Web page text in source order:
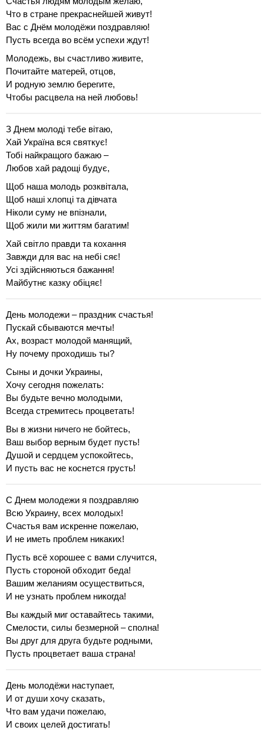
Что в стране прекраснейшей живут!
Вас с Днём молодёжи поздравляю!
Пусть всегда во всём успехи ждут!
Молодежь, вы счастливо живите,
Почитайте матерей, отцов,
И родную землю берегите,
Чтобы расцвела на ней любовь!
З Днем молоді тебе вітаю,
Хай Україна вся святкує!
Тобі найкращого бажаю –
Любов хай радощі будує,
Щоб наша молодь розквітала,
Щоб наші хлопці та дівчата
Ніколи суму не впізнали,
Щоб жили ми життям багатим!
Хай світло правди та кохання
Завжди для вас на небі сяє!
Усі здійсняються бажання!
Майбутнє казку обіцяє!
День молодежи – праздник счастья!
Пускай сбываются мечты!
Ах, возраст молодой манящий,
Ну почему проходишь ты?
Сыны и дочки Украины,
Хочу сегодня пожелать:
Вы будьте вечно молодыми,
Всегда стремитесь процветать!
Вы в жизни ничего не бойтесь,
Ваш выбор верным будет пусть!
Душой и сердцем успокойтесь,
И пусть вас не коснется грусть!
С Днем молодежи я поздравляю
Всю Украину, всех молодых!
Счастья вам искренне пожелаю,
И не иметь проблем никаких!
Пусть всё хорошее с вами случится,
Пусть стороной обходит беда!
Вашим желаниям осуществиться,
И не узнать проблем никогда!
Вы каждый миг оставайтесь такими,
Смелости, силы безмерной – сполна!
Вы друг для друга будьте родными,
Пусть процветает ваша страна!
День молодёжи наступает,
И от души хочу сказать,
Что вам удачи пожелаю,
И своих целей достигать!